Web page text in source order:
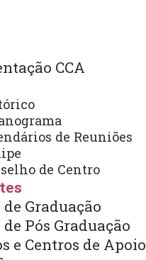
Virtual
Campus
CCA
de Reuniões
de Centro
de Graduação
de Pós Graduação
e Centros de Apoio